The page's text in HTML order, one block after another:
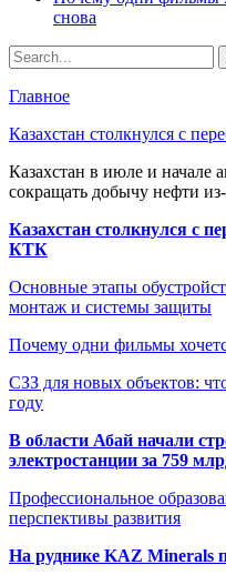
снова
Главное
Казахстан столкнулся с
Казахстан в июле и начале
сокращать добычу нефти
Казахстан столкнулся с
КТК
Основные этапы
монтаж и системы защиты
Почему одни фильмы
СЗЗ для новых объектов:
году
В области Абай начали
электростанции за 759
Профессиональное
перспективы развития
На руднике KAZ Minerals